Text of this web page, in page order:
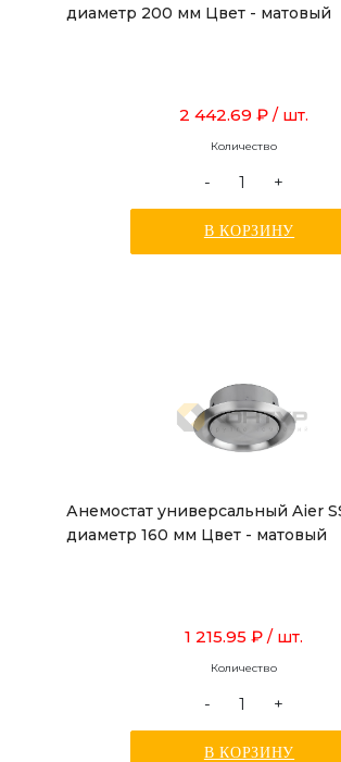
диаметр 200 мм Цвет - матовый
2 442.69 ₽ / шт.
Количество
- +
В КОРЗИНУ
Анемостат универсальный Aier
диаметр 160 мм Цвет - матовый
1 215.95 ₽ / шт.
Количество
- +
В КОРЗИНУ